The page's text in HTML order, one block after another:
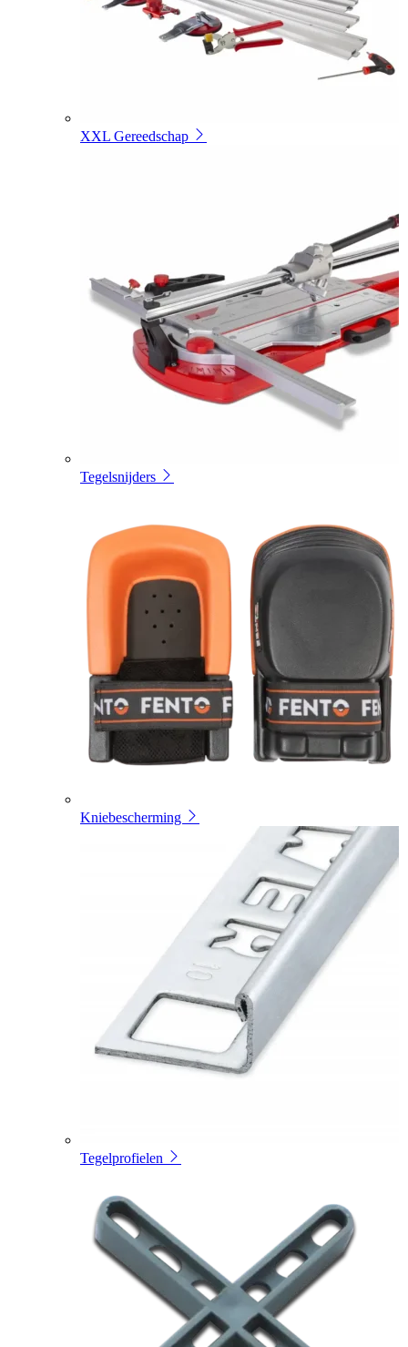
XXL Gereedschap
Tegelsnijders
Kniebescherming
Tegelprofielen